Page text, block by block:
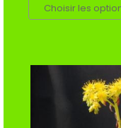
Choisir les